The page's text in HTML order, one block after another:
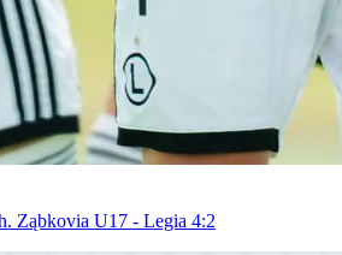
Ząbkovia U17 - Legia 4:2